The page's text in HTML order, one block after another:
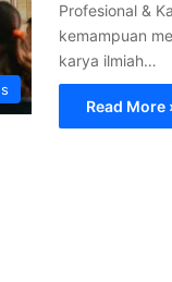
Profesional &
kemampuan
karya ilmiah…
Read More